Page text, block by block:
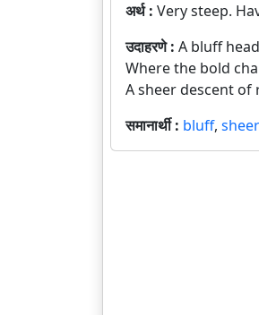
अर्थ : Very steep.
उदाहरणे : A bluff
Where the bold
A sheer descent of
समानार्थी : bluff, sheer